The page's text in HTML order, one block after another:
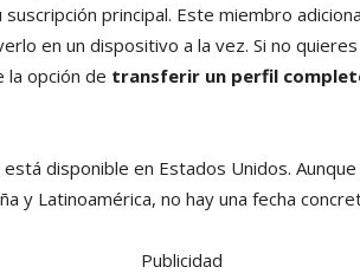
suscripción principal. Este miembro
en un dispositivo a la vez. Si no
la opción de transferir un perfil
disponible en Estados Unidos.
y Latinoamérica, no hay una fecha
Publicidad